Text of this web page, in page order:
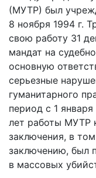
(МУТР) был
8 ноября 1994 г.
свою работу 31
мандат на
основную
серьезные
гуманитарного
период с 1
лет работы МУТР
заключения, в
заключению, был
в массовых